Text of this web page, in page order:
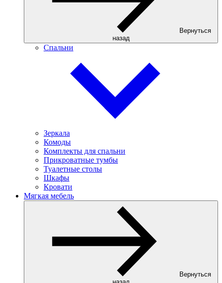
Вернуться
назад
Спальни
Зеркала
Комоды
Комплекты для спальни
Прикроватные тумбы
Туалетные столы
Шкафы
Кровати
Мягкая мебель
Вернуться